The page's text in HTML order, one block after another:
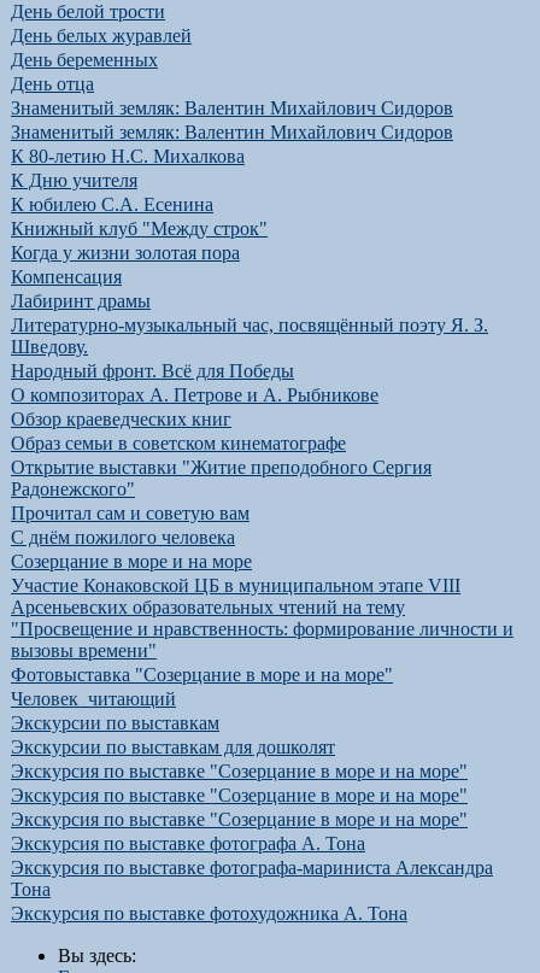
День белой трости
День белых журавлей
День беременных
День отца
Знаменитый земляк: Валентин Михайлович Сидоров
Знаменитый земляк: Валентин Михайлович Сидоров
К 80-летию Н.С. Михалкова
К Дню учителя
К юбилею С.А. Есенина
Книжный клуб "Между строк"
Когда у жизни золотая пора
Компенсация
Лабиринт драмы
Литературно-музыкальный час, посвящённый поэту Я. З.
Шведову.
Народный фронт. Всё для Победы
О композиторах А. Петрове и А. Рыбникове
Обзор краеведческих книг
Образ семьи в советском кинематографе
Открытие выставки "Житие преподобного Сергия
Радонежского"
Прочитал сам и советую вам
С днём пожилого человека
Созерцание в море и на море
Участие Конаковской ЦБ в муниципальном этапе VIII
Арсеньевских образовательных чтений на тему
"Просвещение и нравственность: формирование личности и
вызовы времени"
Фотовыставка "Созерцание в море и на море"
Человек_читающий
Экскурсии по выставкам
Экскурсии по выставкам для дошколят
Экскурсия по выставке "Созерцание в море и на море"
Экскурсия по выставке "Созерцание в море и на море"
Экскурсия по выставке "Созерцание в море и на море"
Экскурсия по выставке фотографа А. Тона
Экскурсия по выставке фотографа-мариниста Александра
Тона
Экскурсия по выставке фотохудожника А. Тона
Вы здесь: